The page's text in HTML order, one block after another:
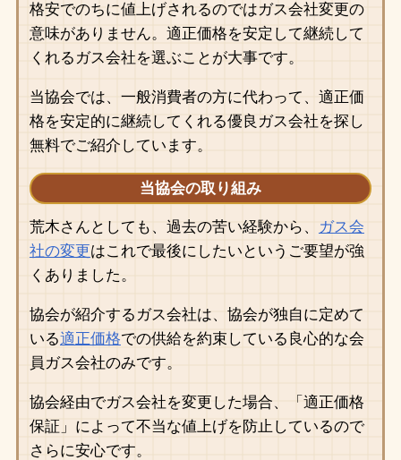
格安でのちに値上げされるのではガス会社変更の
意味がありません。適正価格を安定して継続して
くれるガス会社を選ぶことが大事です。
当協会では、一般消費者の方に代わって、適正価
格を安定的に継続してくれる優良ガス会社を探し
無料でご紹介しています。
当協会の取り組み
荒木さんとしても、過去の苦い経験から、
ガス会
社の変更はこれで最後にしたいというご要望が強
くありました。
協会が紹介するガス会社は、協会が独自に定めて
いる適正価格での供給を約束している良心的な会
員ガス会社のみです。
協会経由でガス会社を変更した場合、「適正価格
保証」によって不当な値上げを防止しているので
さらに安心です。